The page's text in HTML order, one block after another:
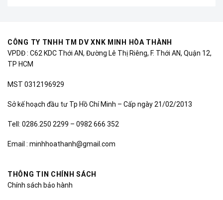
CÔNG TY TNHH TM DV XNK MINH HÒA THÀNH
VPDĐ : C62 KDC Thới AN, Đường Lê Thị Riêng, F. Thới AN, Quận 12,
TP HCM
MST 0312196929
Sở kế hoạch đầu tư Tp Hồ Chí Minh – Cấp ngày 21/02/2013
Tell: 0286.250 2299 – 0982 666 352
Email : minhhoathanh@gmail.com
THÔNG TIN CHÍNH SÁCH
Chính sách bảo hành